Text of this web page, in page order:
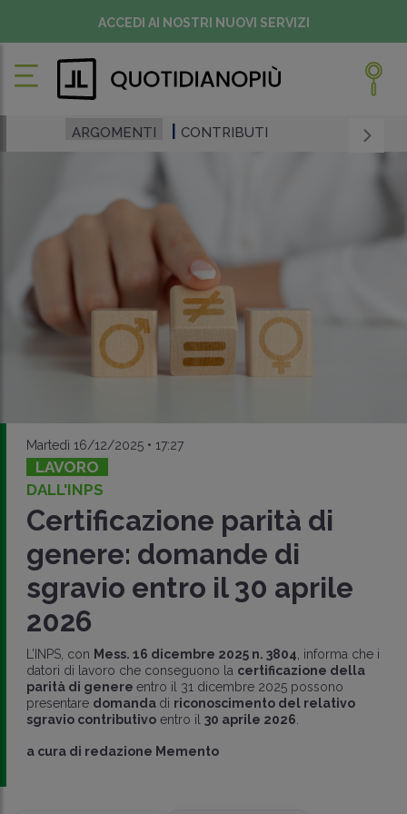
ACCEDI AI NOSTRI NUOVI SERVIZI
ARGOMENTI CONTRIBUTI
Martedì 16/12/2025 • 17:27
LAVORO
DALL'INPS
Certificazione parità di
genere: domande di
sgravio entro il 30 aprile
2026
L’INPS, con Mess. 16 dicembre 2025 n. 3804 , informa che i
datori di lavoro che conseguono la certificazione della
parità di genere entro il 31 dicembre 2025 possono
presentare domanda di riconoscimento del relativo
sgravio contributivoentro il 30 aprile 2026
a cura di redazione Memento